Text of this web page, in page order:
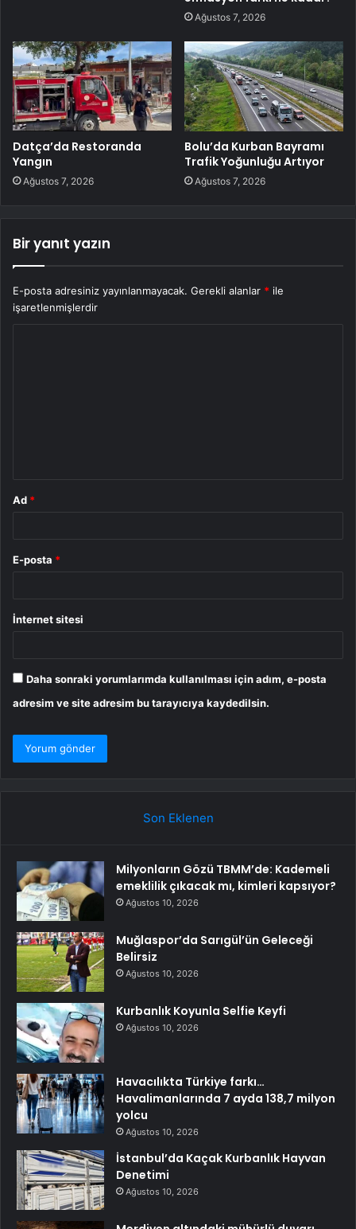
Ağustos 7, 2026
Datça’da Restoranda
Yangın
Ağustos 7, 2026
Bolu’da Kurban Bayramı
Trafik Yoğunluğu Artıyor
Ağustos 7, 2026
Bir yanıt yazın
E-posta adresiniz yayınlanmayacak. Gerekli alanlar * ile
işaretlenmişlerdir
Ad *
E-posta *
İnternet sitesi
Daha sonraki yorumlarımda kullanılması için adım, e-posta
adresim ve site adresim bu tarayıcıya kaydedilsin.
Son Eklenen
Milyonların Gözü TBMM’de: Kademeli
emeklilik çıkacak mı, kimleri kapsıyor?
Ağustos 10, 2026
Muğlaspor’da Sarıgül’ün Geleceği
Belirsiz
Ağustos 10, 2026
Kurbanlık Koyunla Selfie Keyfi
Ağustos 10, 2026
Havacılıkta Türkiye farkı…
Havalimanlarında 7 ayda 138,7 milyon
yolcu
Ağustos 10, 2026
İstanbul’da Kaçak Kurbanlık Hayvan
Denetimi
Ağustos 10, 2026